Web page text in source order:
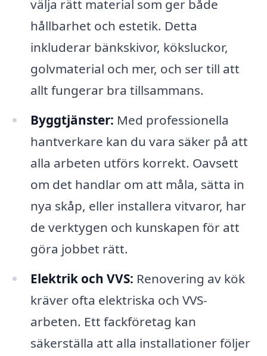
välja rätt material som ger både
hållbarhet och estetik. Detta
inkluderar bänkskivor, köksluckor,
golvmaterial och mer, och ser till att
allt fungerar bra tillsammans.
Byggtjänster: Med professionella
hantverkare kan du vara säker på att
alla arbeten utförs korrekt. Oavsett
om det handlar om att måla, sätta in
nya skåp, eller installera vitvaror, har
de verktygen och kunskapen för att
göra jobbet rätt.
Elektrik och VVS: Renovering av kök
kräver ofta elektriska och VVS-
arbeten. Ett fackföretag kan
säkerställa att alla installationer följer